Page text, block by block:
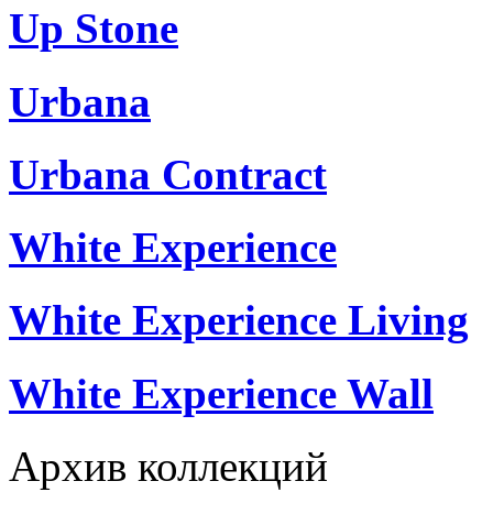
Up Stone
Urbana
Urbana Contract
White Experience
White Experience Living
White Experience Wall
Архив коллекций